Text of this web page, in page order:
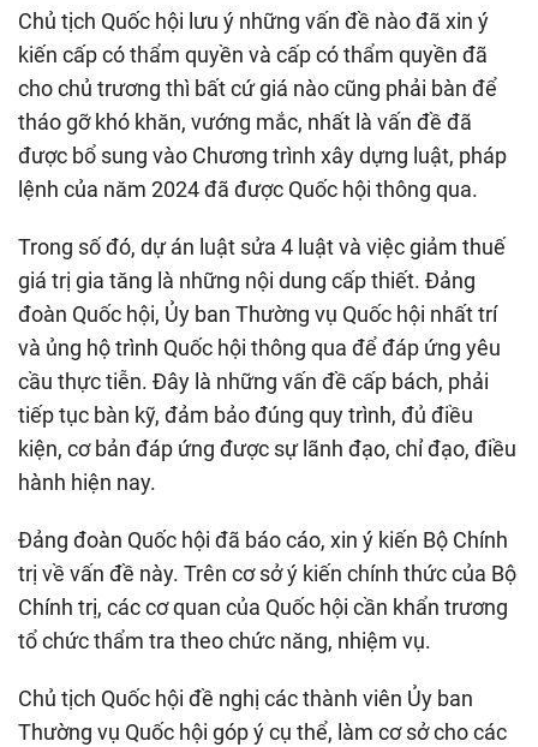
Chủ tịch Quốc hội lưu ý những vấn đề nào đã xin ý
kiến cấp có thẩm quyền và cấp có thẩm quyền đã
cho chủ trương thì bất cứ giá nào cũng phải bàn để
tháo gỡ khó khăn, vướng mắc, nhất là vấn đề đã
được bổ sung vào Chương trình xây dựng luật, pháp
lệnh của năm 2024 đã được Quốc hội thông qua.
Trong số đó, dự án luật sửa 4 luật và việc giảm thuế
giá trị gia tăng là những nội dung cấp thiết. Đảng
đoàn Quốc hội, Ủy ban Thường vụ Quốc hội nhất trí
và ủng hộ trình Quốc hội thông qua để đáp ứng yêu
cầu thực tiễn. Đây là những vấn đề cấp bách, phải
tiếp tục bàn kỹ, đảm bảo đúng quy trình, đủ điều
kiện, cơ bản đáp ứng được sự lãnh đạo, chỉ đạo, điều
hành hiện nay.
Đảng đoàn Quốc hội đã báo cáo, xin ý kiến Bộ Chính
trị về vấn đề này. Trên cơ sở ý kiến chính thức của Bộ
Chính trị, các cơ quan của Quốc hội cần khẩn trương
tổ chức thẩm tra theo chức năng, nhiệm vụ.
Chủ tịch Quốc hội đề nghị các thành viên Ủy ban
Thường vụ Quốc hội góp ý cụ thể, làm cơ sở cho các